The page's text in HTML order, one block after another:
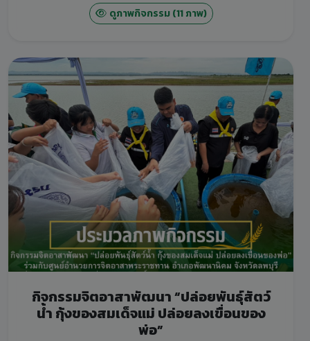
ดูภาพกิจกรรม (11 ภาพ)
กิจกรรมจิตอาสาพัฒนา “ปล่อยพันธุ์สัตว์
น้ำ กุ้งของสมเด็จแม่ ปล่อยลงเขื่อนของ
พ่อ”